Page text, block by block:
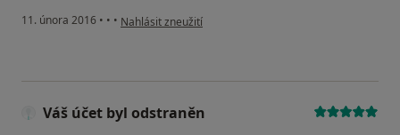
11. února 2016 • • • podle názoru uživatele Váš účet byl odstraněn
Nahlásit zneužití
Váš účet byl odstraněn